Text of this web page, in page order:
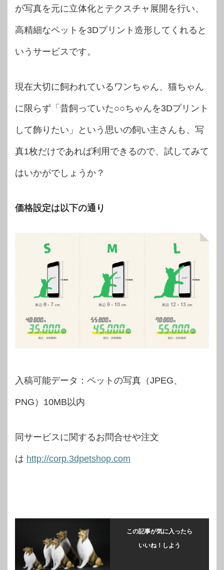
が写真を元に立体化とテクスチャ展開を行い、
高精細なペットを3Dプリント造形してくれると
いうサービスです。
現在大切に飼われているワンちゃん、猫ちゃん
に限らず「昔飼っていた○○ちゃんを3Dプリント
して飾りたい」という思いの飼い主さんも、写
真1枚だけであれば利用できるので、試してみて
はいかがでしょうか？
価格設定は以下の通り
入稿可能データ：ペットの写真（JPEG、
PNG）10MB以内
同サービスに関するお問合せや注文
は http://corp.3dpetshop.com
この記事が気に入ったら
いいね！しよう